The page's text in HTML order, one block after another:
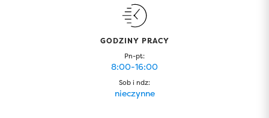
GODZINY PRACY
Pn-pt:
8:00-16:00
Sob i ndz:
nieczynne